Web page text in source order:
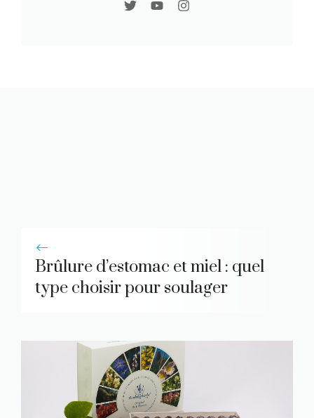
Brûlure d’estomac et miel : quel
type choisir pour soulager